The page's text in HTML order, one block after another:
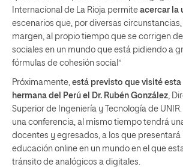
Internacional de La Rioja permite acercar la
escenarios que, por diversas
margen, al propio tiempo que se corrigen
sociales en un mundo que está pidiendo a
fórmulas de cohesión social”
Próximamente, está previsto que visité esta
hermana del Perú el Dr. Rubén González,
Superior de Ingeniería y Tecnología de
una conferencia, al mismo tiempo tendrá
docentes y egresados, a los que
educación online en un mundo en el que
tránsito de analógicos a digitales.